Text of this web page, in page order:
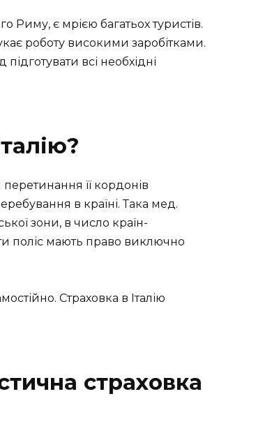
є мрією багатьох туристів.
роботу високими заробітками.
всі необхідні
її кордонів
в країні. Така мед.
зони, в число країн-
поліс мають право виключно
Страховка в Італію
страховка